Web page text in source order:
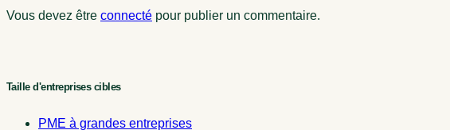
Vous devez être connecté pour publier un commentaire.
Taille d'entreprises cibles
PME à grandes entreprises